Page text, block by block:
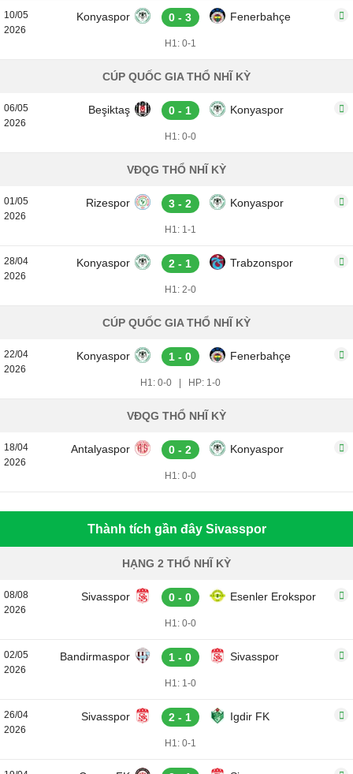
10/05
2026
Konyaspor 0 - 3 Fenerbahçe
H1: 0-1
CÚP QUỐC GIA THỔ NHĨ KỲ
06/05
2026
Beşiktaş 0 - 1 Konyaspor
H1: 0-0
VĐQG THỔ NHĨ KỲ
01/05
2026
Rizespor 3 - 2 Konyaspor
H1: 1-1
28/04
2026
Konyaspor 2 - 1 Trabzonspor
H1: 2-0
CÚP QUỐC GIA THỔ NHĨ KỲ
22/04
2026
Konyaspor 1 - 0 Fenerbahçe
H1: 0-0 HP: 1-0
VĐQG THỔ NHĨ KỲ
18/04
2026
Antalyaspor 0 - 2 Konyaspor
H1: 0-0
Thành tích gần đây Sivasspor
HẠNG 2 THỔ NHĨ KỲ
08/08
2026
Sivasspor 0 - 0 Esenler Erokspor
H1: 0-0
02/05
2026
Bandirmaspor 1 - 0 Sivasspor
H1: 1-0
26/04
2026
Sivasspor 2 - 1 Igdir FK
H1: 0-1